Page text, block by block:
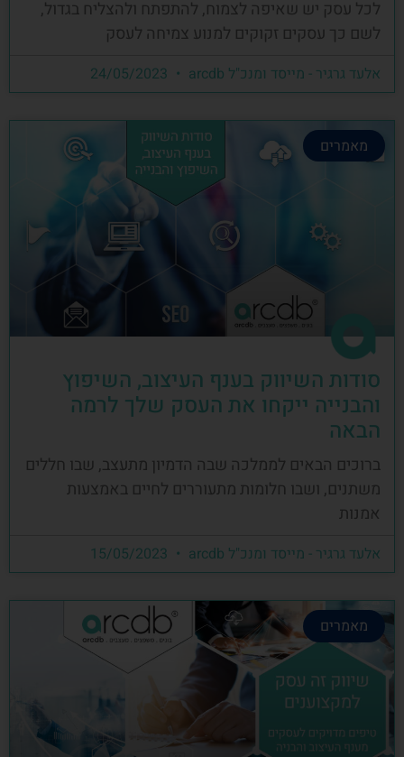
לכל עסק יש שאיפה לצמוח, להתפתח ולהצליח בגדול,
לשם כך עסקים זקוקים למנוע צמיחה לעסק
אלעד גרגיר - מייסד ומנכ"ל arcdb
מאמרים
סודות השיווק בענף העיצוב, השיפוץ
והבנייה ייקחו את העסק שלך לרמה
הבאה
ברוכים הבאים לממלכה שבה הדמיון מתעצב, שבו חללים
משתנים, ושבו חלומות מתעוררים לחיים באמצעות
אמנות
אלעד גרגיר - מייסד ומנכ"ל arcdb
מאמרים